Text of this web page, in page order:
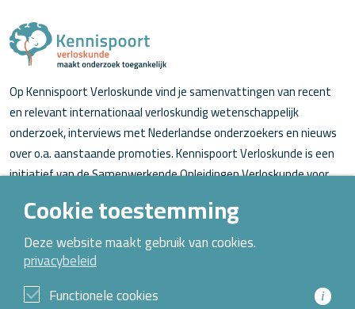
Op Kennispoort Verloskunde vind je samenvattingen van recent
en relevant internationaal verloskundig wetenschappelijk
onderzoek, interviews met Nederlandse onderzoekers en nieuws
over o.a. aanstaande promoties. Kennispoort Verloskunde is een
initiatief van de Samenwerkende Opleidingen Verloskunde voor
Over Kennispoort Verloskunde
Contact
Archief
Cookie toestemming
Deze website maakt gebruik van cookies.
privacybeleid
Functionele cookies
i